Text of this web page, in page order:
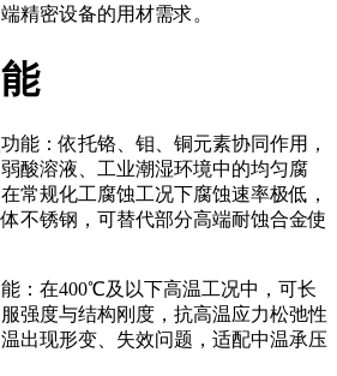
精密设备的用材需求。
能：依托铬、钼、铜元素协同作用，
酸溶液、工业潮湿环境中的均匀腐
常规化工腐蚀工况下腐蚀速率极低，
不锈钢，可替代部分高端耐蚀合金使
：在400℃及以下高温工况中，可长
强度与结构刚度，抗高温应力松弛性
出现形变、失效问题，适配中温承压